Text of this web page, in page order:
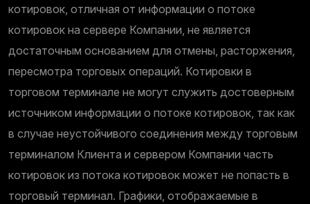
котировок, отличная от информации о потоке
котировок на сервере Компании, не является
достаточным основанием для отмены, расторжения,
пересмотра торговых операций. Котировки в
торговом терминале не могут служить достоверным
источником информации о потоке котировок, так как
в случае неустойчивого соединения между торговым
терминалом Клиента и сервером Компании часть
котировок из потока котировок может не попасть в
торговый терминал. Графики, отображаемые в